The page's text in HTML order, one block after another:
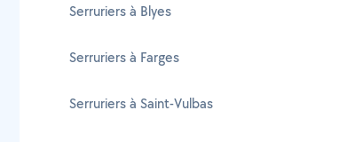
Serruriers à Blyes
Serruriers à Farges
Serruriers à Saint-Vulbas